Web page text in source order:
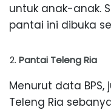
untuk anak-anak.
pantai ini dibuka
Pantai Teleng Ria
Menurut data
Teleng Ria